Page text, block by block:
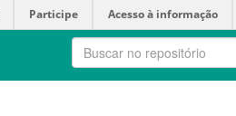
Participe Acesso à informação